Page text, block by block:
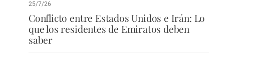
25/7/26
Conflicto entre Estados Unidos e Irán: Lo
que los residentes de Emiratos deben
saber